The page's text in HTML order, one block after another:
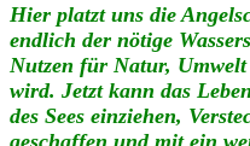
Hier platzt uns die
endlich der nötige
Nutzen für Natur, Umwelt
wird. Jetzt kann das
des Sees einziehen,
geschaffen und mit ein